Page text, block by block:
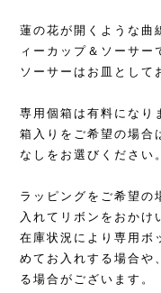
蓮の花が開くような曲
ィーカップ＆ソーサー
ソーサーはお皿として
専用個箱は有料になり
箱入りをご希望の場合
なしをお選びください。
ラッピングをご希望の
入れてリボンをおかけ
在庫状況により専用ボ
めてお入れする場合や
る場合がございます。